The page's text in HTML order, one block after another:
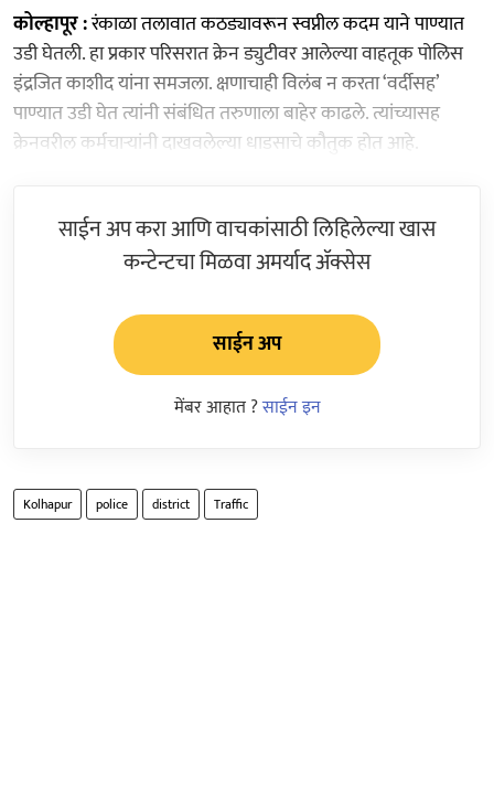
कोल्हापूर :रंकाळा तलावात कठड्यावरून स्वप्नील कदम याने पाण्यात
उडी घेतली. हा प्रकार परिसरात क्रेन ड्युटीवर आलेल्या वाहतूक पोलिस
इंद्रजित काशीद यांना समजला. क्षणाचाही विलंब न करता ‘वर्दीसह’
पाण्यात उडी घेत त्यांनी संबंधित तरुणाला बाहेर काढले. त्यांच्यासह
क्रेनवरील कर्मचाऱ्यांनी दाखवलेल्या धाडसाचे कौतुक होत आहे.
साईन अप करा आणि वाचकांसाठी लिहिलेल्या खास
कन्टेन्टचा मिळवा अमर्याद ॲक्सेस
साईन अप
मेंबर आहात ?साईन इन
Kolhapur police district Traffic